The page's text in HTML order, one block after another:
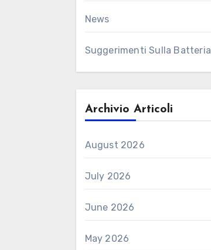
News
Suggerimenti Sulla Batteria
Archivio Articoli
August 2026
July 2026
June 2026
May 2026